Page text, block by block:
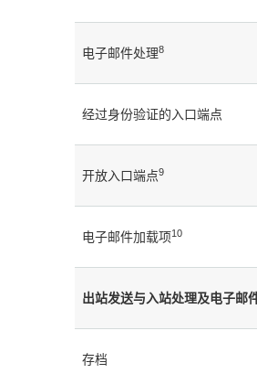
电子邮件处理8
经过身份验证的入口端点
开放入口端点9
电子邮件加载项10
出站发送与入站处理及电子邮
存档